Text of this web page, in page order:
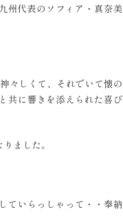
州代表のソフィア・真奈美
々しくて、それでいて懐の
共に響きを添えられた喜び
ました。
ていらっしゃって・・奉納